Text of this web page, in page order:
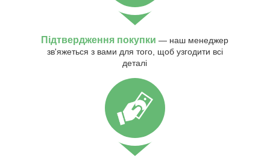
Підтвердження покупки — наш менеджер
зв'яжеться з вами для того, щоб узгодити всі
деталі